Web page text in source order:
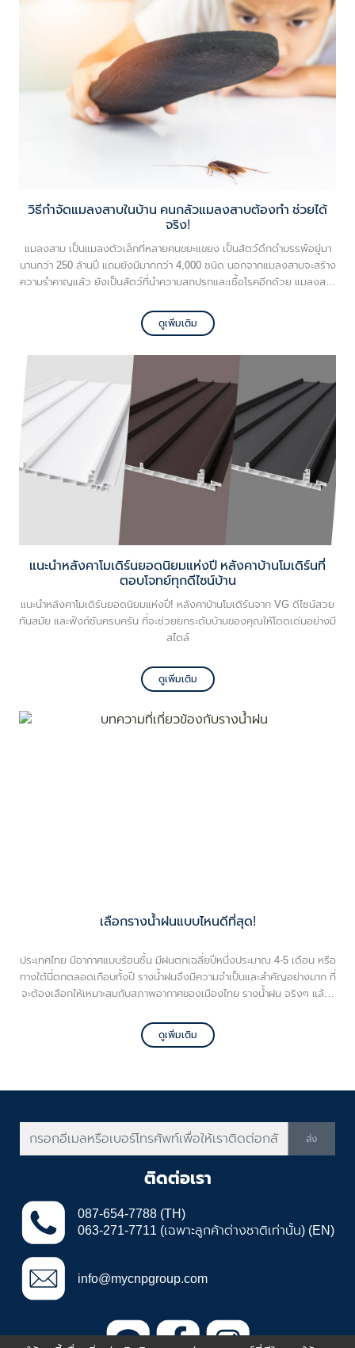
วิธีกำจัดแมลงสาบในบ้าน คนกลัวแมลงสาบต้องทำ ช่วยได้
จริง!
แมลงสาบ เป็นแมลงตัวเล็กที่หลายคนขยะแขยง เป็นสัตว์ดึกดำบรรพ์อยู่มา
นานกว่า 250 ล้านปี แถมยังมีมากกว่า 4,000 ชนิด นอกจากแมลงสาบจะสร้าง
ความรำคาญแล้ว ยังเป็นสัตว์ที่นำความสกปรกและเชื้อโรคอีกด้วย แมลงสาบ
เห็นก็ยี้ ไม่กล้ามอง ไม่กล้าเข้าใกล้ แต่ไม่ว่าจะพยายามหลีกหนีจากมันเท่าไหร่
กลับต้องได้พบได้เจอในบ้าน คอนโด ที่พักอาศัย วันนี้ VG ขอเอาใจสายยี้
ดูเพิ่มเติม
แนะนำหลังคาโมเดิร์นยอดนิยมแห่งปี หลังคาบ้านโมเดิร์นที่
ตอบโจทย์ทุกดีไซน์บ้าน
แนะนำหลังคาโมเดิร์นยอดนิยมแห่งปี! หลังคาบ้านโมเดิร์นจาก VG ดีไซน์สวย
ทันสมัย และฟังก์ชันครบครัน ที่จะช่วยยกระดับบ้านของคุณให้โดดเด่นอย่างมี
สไตล์
ดูเพิ่มเติม
เลือกรางน้ำฝนแบบไหนดีที่สุด!
ประเทศไทย มีอากาศแบบร้อนชื้น มีฝนตกเฉลี่ยปีหนึ่งประมาณ 4-5 เดือน หรือ
ทางใต้นี่ตกตลอดเกือบทั้งปี รางน้ำฝนจึงมีความจำเป็นและสำคัญอย่างมาก ที่
จะต้องเลือกให้เหมาะสมกับสภาพอากาศของเมืองไทย รางน้ำฝน จริงๆ แล้ว!
แก้ไม่รู้จบเลยค่ะ และรางน้ำฝนช่วย ป้องกันผนังเป็นเชื้อรา ที่เกิดจากการกระ
เซ็นของน้ำฝน ลดปัญหาน้ำซึมเข้าสู่หลังคา และตามซอกประตูหรือหน้าต่างอีก
เลือกวัสดุให้เหมาะสมกับบ้านของคุณ ทั้งเรื่องงบประมาณ ความแข็งแรง
ดูเพิ่มเติม
ส่ง
ติดต่อเรา
087-654-7788 (TH)
063-271-7711 (เฉพาะลูกค้าต่างชาติเท่านั้น) (EN)
info@mycnpgroup.com